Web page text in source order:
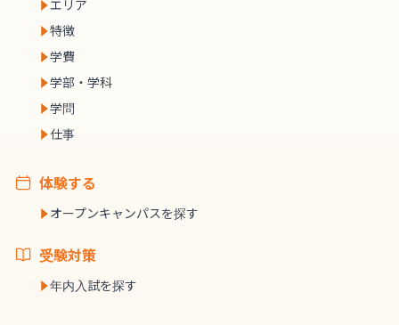
エリア
特徴
学費
学部・学科
学問
仕事
体験する
オープンキャンパスを探す
受験対策
年内入試を探す